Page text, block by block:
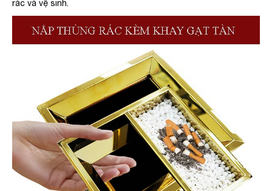
rác và vệ sinh.